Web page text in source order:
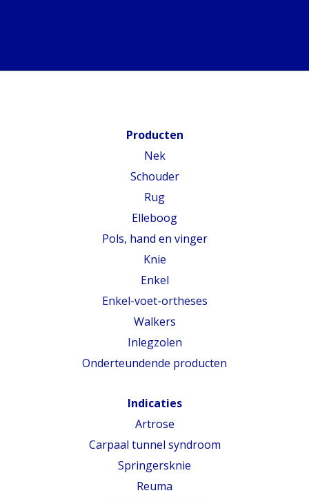
Producten
Nek
Schouder
Rug
Elleboog
Pols, hand en vinger
Knie
Enkel
Enkel-voet-ortheses
Walkers
Inlegzolen
Onderteundende producten
Indicaties
Artrose
Carpaal tunnel syndroom
Springersknie
Reuma